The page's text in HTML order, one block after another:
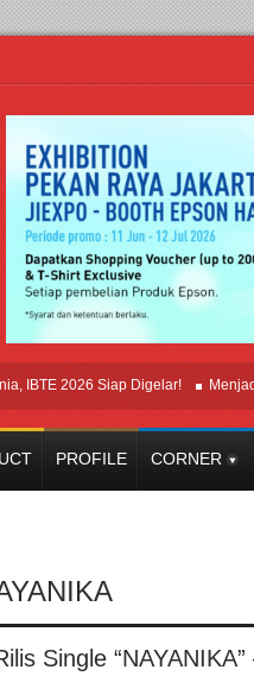
2026 Siap Digelar! Menjadi
PROFILE CORNER
Single “NAYANIKA”